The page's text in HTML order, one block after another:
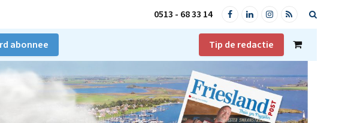
0513 - 68 33 14 FacebookLinkedInInstagram
RSS
abonnee Tip de redactie
Shopping
Cart